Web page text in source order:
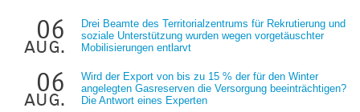
06
aug.
Drei Beamte des Territorialzentrums für Rekrutierung und
soziale Unterstützung wurden wegen vorgetäuschter
Mobilisierungen entlarvt
06
aug.
Wird der Export von bis zu 15 % der für den Winter
angelegten Gasreserven die Versorgung beeinträchtigen?
Die Antwort eines Experten